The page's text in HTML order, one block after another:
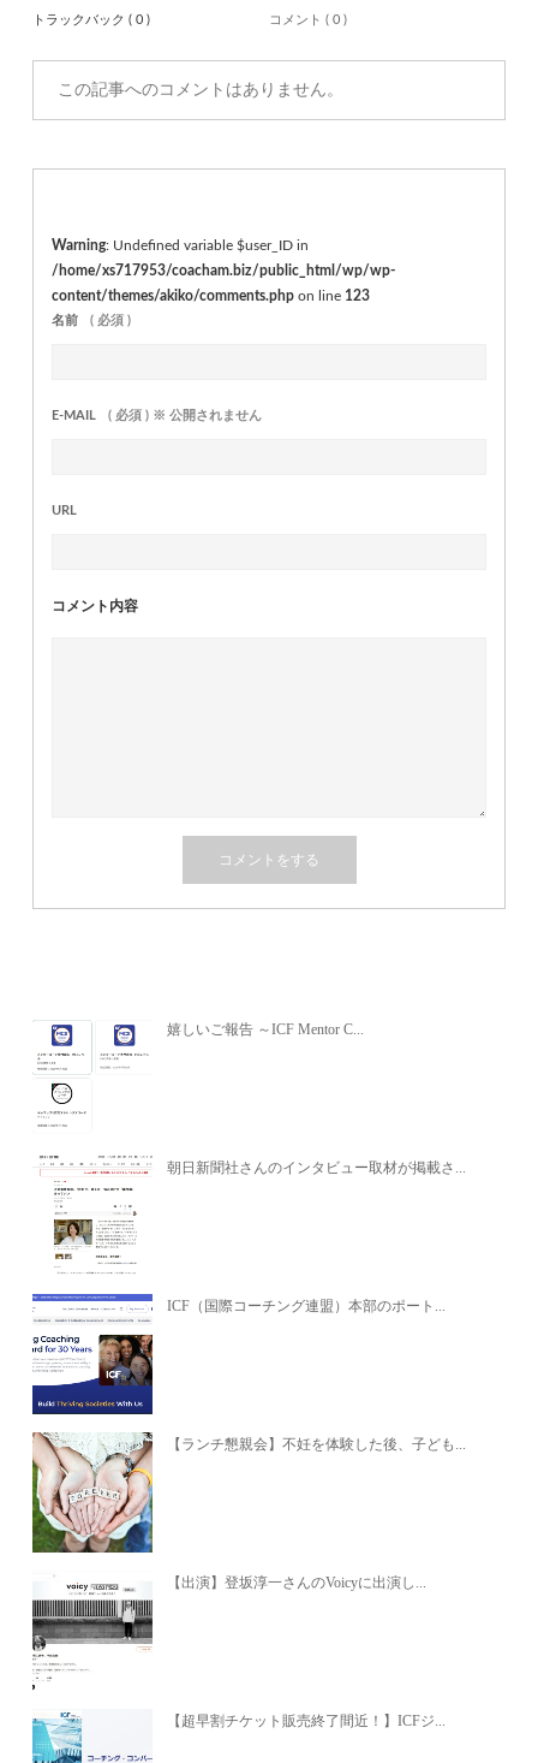
トラックバック ( 0 ) コメント ( 0 )
この記事へのコメントはありません。
Warning : Undefined variable $user_ID in
/home/xs717953/coacham.biz/public_html/wp/wp-
content/themes/akiko/comments.php on line 123
名前 ( 必須 )
E-MAIL ( 必須 ) ※ 公開されません
URL
コメント内容
嬉しいご報告 ～ICF Mentor C...
朝日新聞社さんのインタビュー取材が掲載さ...
ICF（国際コーチング連盟）本部のポート...
【ランチ懇親会】不妊を体験した後、子ども...
【出演】登坂淳一さんのVoicyに出演し...
【超早割チケット販売終了間近！】ICFジ...